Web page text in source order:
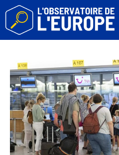
Aller
contenu